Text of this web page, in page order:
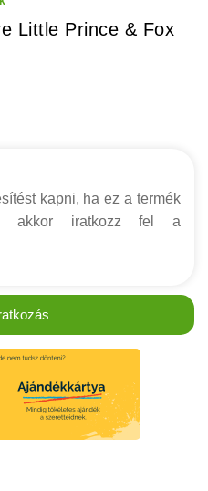
Little Prince & Fox
kapni, ha ez a termék
akkor iratkozz fel a